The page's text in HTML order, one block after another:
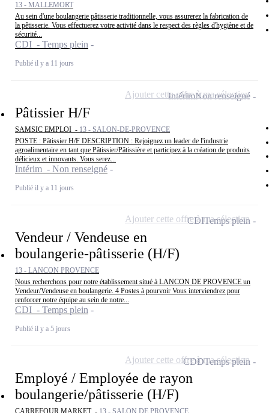
13 - MALLEMORT
Au sein d'une boulangerie pâtisserie traditionnelle, vous assurerez la fabrication de
la pêtisserie. Vous effectuerez votre activité dans le respect des règles d'hygiène et de
sécurité...
CDI - Temps plein
Publié il y a 11 jours
Pâtissier H/F
SAMSIC EMPLOI - 13 - SALON-DE-PROVENCE
POSTE : Pâtissier H/F DESCRIPTION : Rejoignez un leader de l'industrie
agroalimentaire en tant que Pâtissier/Pâtissière et participez à la création de produits
délicieux et innovants. Vous serez...
Intérim - Non renseigné
Publié il y a 11 jours
IntérimNon renseigné
Ajouter cette offre à ma sélection
Vendeur / Vendeuse en
boulangerie-pâtisserie (H/F)
13 - LANCON PROVENCE
Nous recherchons pour notre établissement situé à LANCON DE PROVENCE un
Vendeur/Vendeuse en boulangerie. 4 Postes à pourvoir Vous interviendrez pour
renforcer notre équipe au sein de notre...
CDI - Temps plein
Publié il y a 5 jours
CDITemps plein
Ajouter cette offre à ma sélection
Employé / Employée de rayon
boulangerie/pâtisserie (H/F)
CARREFOUR MARKET - 13 - SALON DE PROVENCE
CDDTemps plein
Ajouter cette offre à ma sélection